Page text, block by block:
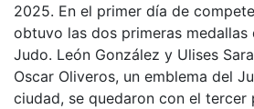
2025. En el primer día de
obtuvo las dos primeras medallas
Judo. León González y Ulises
Oscar Oliveros, un emblema del
ciudad, se quedaron con el tercer